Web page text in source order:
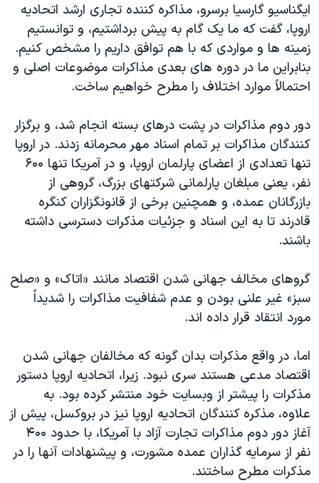
ایگناسیو گارسیا برسرو، مذاکره کننده تجاری ارشد اتحادیه
اروپا، گفت که ما یک گام به پیش برداشتیم، و توانستیم
زمینه ها و مواردی که با هم توافق داریم را مشخص کنیم.
بنابراین ما در دوره های بعدی مذاکرات موضوعات اصلی و
احتمالاً موارد اختلاف را مطرح خواهیم ساخت.
دور دوم مذاکرات در پشت درهای بسته انجام شد، و برگزار
کنندگان مذاکرات بر تمام اسناد مهر محرمانه زدند. در اروپا
تنها تعدادی از اعضای پارلمان اروپا، و در آمریکا تنها ۶۰۰
نفر، یعنی مبلغان پارلمانی شرکتهای بزرگ، گروهی از
بازرگانان عمده، و همچنین برخی از قانونگزاران کنگره
قادرند تا به این اسناد و جزئیات مذکرات دسترسی داشته
باشند.
گروهای مخالف جهانی شدن اقتصاد مانند «اتاک» و «صلح
سبز» غیر علنی بودن و عدم شفافیت مذاکرات را شدیداً
مورد انتقاد قرار داده اند.
اما، در واقع مذکرات بدان گونه که مخالفان جهانی شدن
اقتصاد مدعی هستند سری نبود. زیرا، اتحادیه اروپا دستور
مذکرات را پیشتر از وبسایت خود منتشر کرده بود. به
علاوه، مذکره کنندگان اتحادیه اروپا نیز در بروکسل، پیش از
آغاز دور دوم مذاکرات تجارت آزاد با آمریکا، با حدود ۴۰۰
نفر از سرمایه گذاران عمده مشورت، و پیشنهادات آنها را در
مذکرات مطرح ساختند.